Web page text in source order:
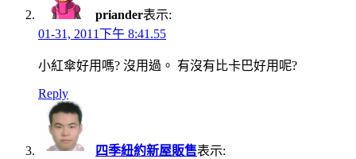
priander表示:
01-31, 2011下午 8:41.55
小紅傘好用嗎? 沒用過。 有沒有比卡巴好用呢?
Reply
四季紐約新屋販售表示: